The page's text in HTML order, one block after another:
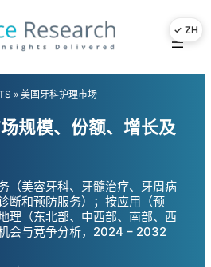
»美国牙科护理市场
规模、份额、增长及
（美容牙科、牙髓治疗、牙周病
断和预防服务）；按应用（预
理（东北部、中西部、南部、西
会与竞争分析，2024 – 2032